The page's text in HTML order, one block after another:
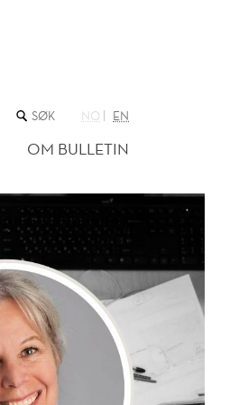
SØK
NETTSTEDET
NO EN
OM BULLETIN